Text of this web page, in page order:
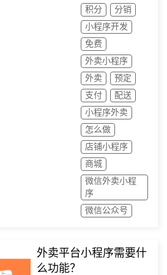
积分
分销
小程序开发
免费
外卖小程序
外卖
预定
支付
配送
小程序外卖
怎么做
店铺小程序
商城
微信外卖小程
序
微信公众号
外卖平台小程序需要什
么功能？